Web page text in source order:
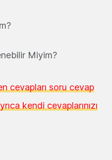
Miyim?
cevapları soru cevap
kendi cevaplarınızı